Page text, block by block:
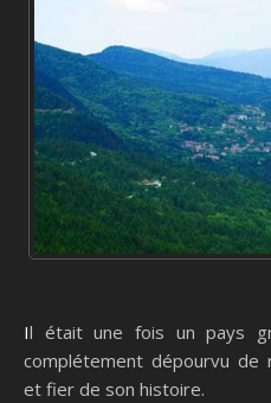
Il était une fois un pays grec montagneux bien rude,
complétement dépourvu
et fier de son histoire.